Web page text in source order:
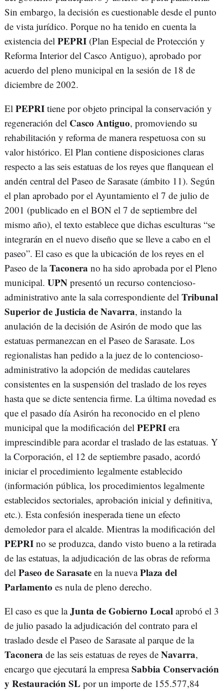
Sin embargo, la decisión es cuestionable desde el punto
de vista jurídico. Porque no ha tenido en cuenta la
existencia del PEPRI (Plan Especial de Protección y
Reforma Interior del Casco Antiguo), aprobado por
acuerdo del pleno municipal en la sesión de 18 de
diciembre de 2002.
El PEPRI tiene por objeto principal la conservación y
regeneración del Casco Antiguo, promoviendo su
rehabilitación y reforma de manera respetuosa con su
valor histórico. El Plan contiene disposiciones claras
respecto a las seis estatuas de los reyes que flanquean el
andén central del Paseo de Sarasate (ámbito 11). Según
el plan aprobado por el Ayuntamiento el 7 de julio de
2001 (publicado en el BON el 7 de septiembre del
mismo año), el texto establece que dichas esculturas “se
integrarán en el nuevo diseño que se lleve a cabo en el
paseo”. El caso es que la ubicación de los reyes en el
Paseo de laTaconera no ha sido aprobada por el Pleno
municipal. UPN presentó un recurso contencioso-
administrativo ante la sala correspondiente del Tribunal
Superior de Justicia de Navarra, instando la
anulación de la decisión de Asirón de modo que las
estatuas permanezcan en el Paseo de Sarasate. Los
regionalistas han pedido a la juez de lo contencioso-
administrativo la adopción de medidas cautelares
consistentes en la suspensión del traslado de los reyes
hasta que se dicte sentencia firme. La última novedad es
que el pasado día Asirón ha reconocido en el pleno
municipal que la modificación del PEPRI era
imprescindible para acordar el traslado de las estatuas. Y
la Corporación, el 12 de septiembre pasado, acordó
iniciar el procedimiento legalmente establecido
(información pública, los procedimientos legalmente
establecidos sectoriales, aprobación inicial y definitiva,
etc.). Esta confesión inesperada tiene un efecto
demoledor para el alcalde. Mientras la modificación del
PEPRI no se produzca, dando visto bueno a la retirada
de las estatuas, la adjudicación de las obras de reforma
del Paseo de Sarasate en la nuevaPlaza del
Parlamento es nula de pleno derecho.
El caso es que laJunta de Gobierno Local aprobó el 3
de julio pasado la adjudicación del contrato para el
traslado desde el Paseo de Sarasate al parque de la
Taconera de las seis estatuas de reyes de Navarra,
encargo que ejecutará la empresaSabbia Conservación
y Restauración SL por un importe de 155.577,84